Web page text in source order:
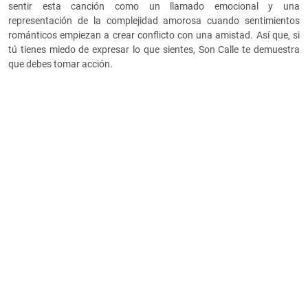
sentir esta canción como un llamado emocional y una
representación de la complejidad amorosa cuando sentimientos
románticos empiezan a crear conflicto con una amistad. Así que, si
tú tienes miedo de expresar lo que sientes, Son Calle te demuestra
que debes tomar acción.